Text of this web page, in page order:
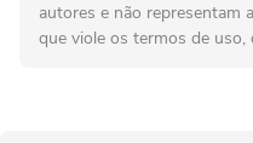
autores e não representam
que viole os termos de uso,